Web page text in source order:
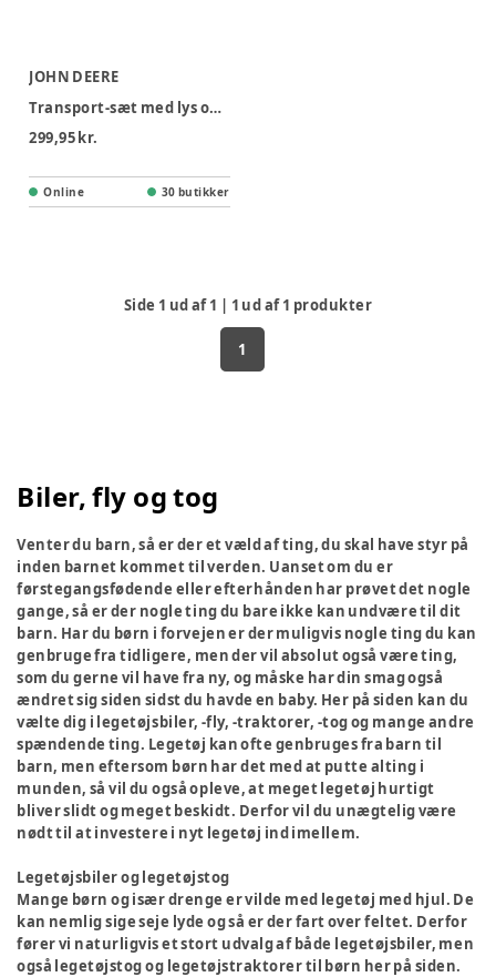
JOHN DEERE
Transport-sæt med lys og lyde
299,95 kr.
Online 30 butikker
Side 1 ud af1 | 1 ud af1 produkter
1
Biler, fly og tog
Venter du barn, så er der et væld af ting, du skal have styr på
inden barnet kommet til verden. Uanset om du er
førstegangsfødende eller efterhånden har prøvet det nogle
gange, så er der nogle ting du bare ikke kan undvære til dit
barn. Har du børn i forvejen er der muligvis nogle ting du kan
genbruge fra tidligere, men der vil absolut også være ting,
som du gerne vil have fra ny, og måske har din smag også
ændret sig siden sidst du havde en baby. Her på siden kan du
vælte dig i legetøjsbiler, -fly, -traktorer, -tog og mange andre
spændende ting. Legetøj kan ofte genbruges fra barn til
barn, men eftersom børn har det med at putte alting i
munden, så vil du også opleve, at meget legetøj hurtigt
bliver slidt og meget beskidt. Derfor vil du unægtelig være
nødt til at investere i nyt legetøj ind imellem.
Legetøjsbiler og legetøjstog
Mange børn og især drenge er vilde med legetøj med hjul. De
kan nemlig sige seje lyde og så er der fart over feltet. Derfor
fører vi naturligvis et stort udvalg af både legetøjsbiler, men
også legetøjstog og legetøjstraktorer til børn her på siden.